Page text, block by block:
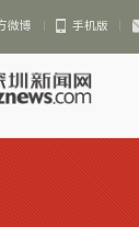
微博 手机版